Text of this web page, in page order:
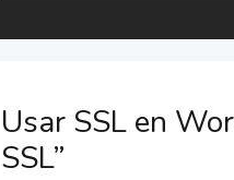
Usar SSL en
SSL”